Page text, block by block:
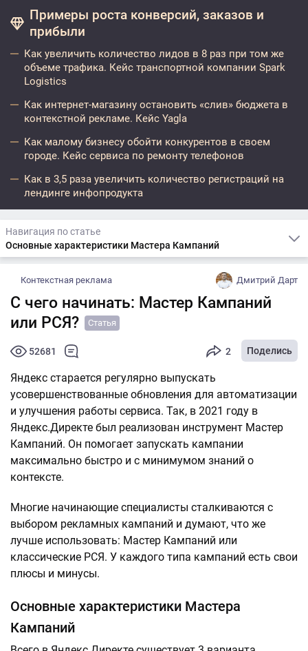
Примеры роста конверсий, заказов и
прибыли
Как увеличить количество лидов в 8 раз при том же
объеме трафика. Кейс транспортной компании Spark
Logistics
Как интернет-магазину остановить «слив» бюджета в
контекстной рекламе. Кейс Yagla
Как малому бизнесу обойти конкурентов в своем
городе. Кейс сервиса по ремонту телефонов
Как в 3,5 раза увеличить количество регистраций на
лендинге инфопродукта
Навигация по статье
Основные характеристики Мастера Кампаний
Контекстная реклама Дмитрий Дарт
С чего начинать: Мастер Кампаний
или РСЯ?
Статья
52681 2 Поделись
Яндекс старается регулярно выпускать
усовершенствованные обновления для автоматизации
и улучшения работы сервиса. Так, в 2021 году в
Яндекс.Директе был реализован инструмент Мастер
Кампаний. Он помогает запускать кампании
максимально быстро и с минимумом знаний о
контексте.
Многие начинающие специалисты сталкиваются с
выбором рекламных кампаний и думают, что же
лучше использовать: Мастер Кампаний или
классические РСЯ. У каждого типа кампаний есть свои
плюсы и минусы.
Основные характеристики Мастера
Кампаний